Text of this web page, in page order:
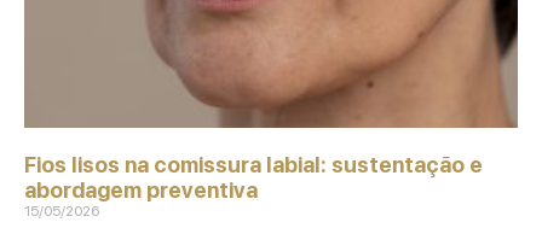
Fios lisos na comissura labial: sustentação e
abordagem preventiva
15/05/2026